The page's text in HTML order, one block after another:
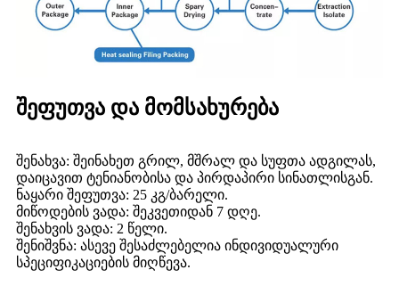
შეფუთვა და მომსახურება
შენახვა: შეინახეთ გრილ, მშრალ და სუფთა ადგილას,
დაიცავით ტენიანობისა და პირდაპირი სინათლისგან.
ნაყარი შეფუთვა: 25 კგ/ბარელი.
მიწოდების ვადა: შეკვეთიდან 7 დღე.
შენახვის ვადა: 2 წელი.
შენიშვნა: ასევე შესაძლებელია ინდივიდუალური
სპეციფიკაციების მიღწევა.